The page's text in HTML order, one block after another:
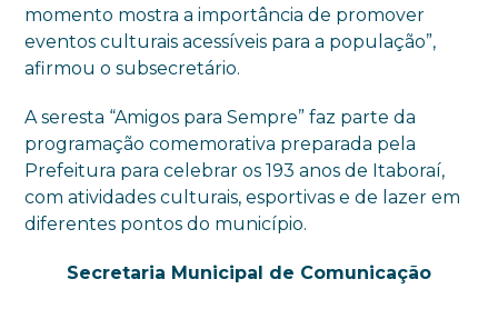
momento mostra a importância de promover
eventos culturais acessíveis para a população”,
afirmou o subsecretário.
A seresta “Amigos para Sempre” faz parte da
programação comemorativa preparada pela
Prefeitura para celebrar os 193 anos de Itaboraí,
com atividades culturais, esportivas e de lazer em
diferentes pontos do município.
Secretaria Municipal de Comunicação